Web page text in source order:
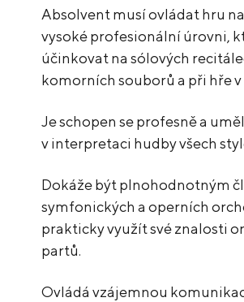
Absolvent musí ovládat hru
vysoké profesionální úrovni,
účinkovat na sólových
komorních souborů a při hře
Je schopen se profesně a
v interpretaci hudby všech
Dokáže být plnohodnotným
symfonických a operních
prakticky využít své znalosti
partů.
Ovládá vzájemnou